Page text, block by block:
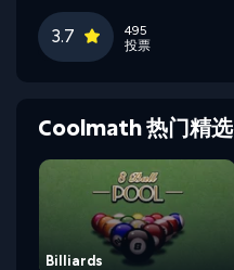
3.7
495
投票
Coolmath 热门精选
Billiards